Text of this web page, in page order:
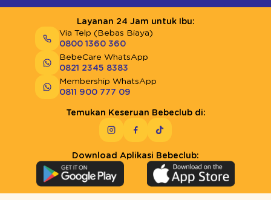
Layanan 24 Jam untuk Ibu:
Via Telp (Bebas Biaya)
0800 1360 360
BebeCare WhatsApp
0821 2345 8383
Membership WhatsApp
0811 900 777 09
Temukan Keseruan Bebeclub di:
Download Aplikasi Bebeclub: